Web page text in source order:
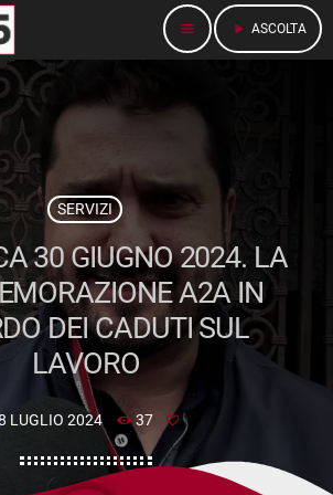
menu play_arrow ASCOLTA
SERVIZI
30 GIUGNO 2024. LA
A2A IN
DEI CADUTI SUL
LAVORO
LUGLIO 2024 37